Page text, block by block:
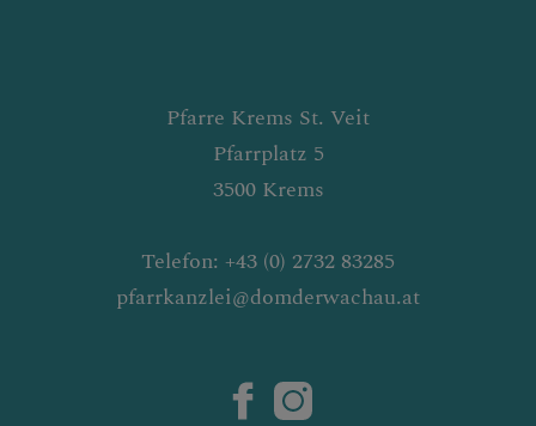
Pfarre Krems St. Veit
Pfarrplatz 5
3500 Krems
Telefon: +43 (0) 2732 83285
pfarrkanzlei@domderwachau.at